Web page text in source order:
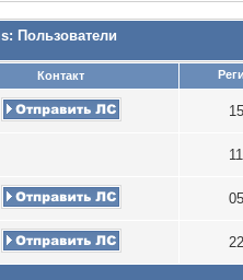
Пользователи
Контакт